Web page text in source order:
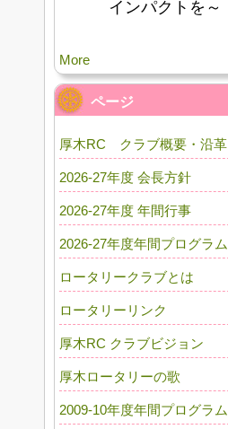
インパクトを～
More
ページ
厚木RC クラブ概要・沿革
2026-27年度 会長方針
2026-27年度 年間行事
2026-27年度年間プログラム
ロータリークラブとは
ロータリーリンク
厚木RC クラブビジョン
厚木ロータリーの歌
2009-10年度年間プログラム